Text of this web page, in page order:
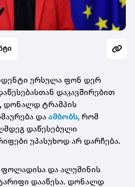
ურსულა ფონ დერ
დაკავშირებით
დონალდ ტრამპის
და ამბობს, რომ
დაწესებული
უპასუხოდ არ დარჩება.
ფოლადისა და ალუმინის
დააწესა. დონალდ